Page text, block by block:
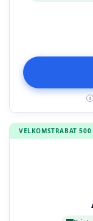
i
VELKOMSTRABAT 500